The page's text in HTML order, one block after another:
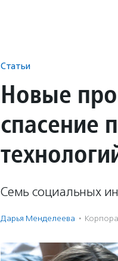
Статьи
Новые
спасение
Семь социальных
Дарья Менделеева ·